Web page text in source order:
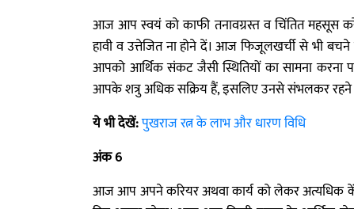
आज आप स्वयं को काफी तनावग्रस्त व चिंतित महसूस
हावी व उत्तेजित ना होने दें। आज फिजूलखर्ची से भी
आपको आर्थिक संकट जैसी स्थितियों का सामना
आपके शत्रु अधिक सक्रिय हैं, इसलिए उनसे संभलकर रहने
ये भी देखें:पुखराज रत्न के लाभ और धारण विधि
अंक 6
आज आप अपने करियर अथवा कार्य को लेकर अत्यधिक